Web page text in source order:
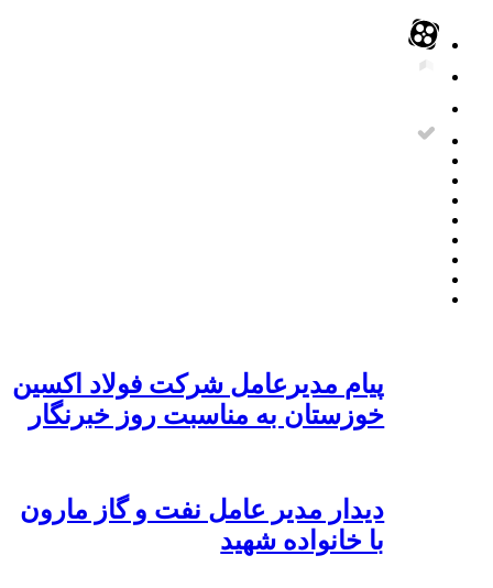
پیام مدیرعامل شرکت فولاد اکسین
خوزستان به مناسبت روز خبرنگار
دیدار مدیر عامل نفت و گاز مارون
با خانواده شهید